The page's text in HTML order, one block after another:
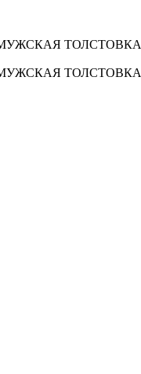
МУЖСКАЯ ТОЛСТОВКА
МУЖСКАЯ ТОЛСТОВКА